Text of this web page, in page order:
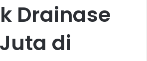
Drainase
di